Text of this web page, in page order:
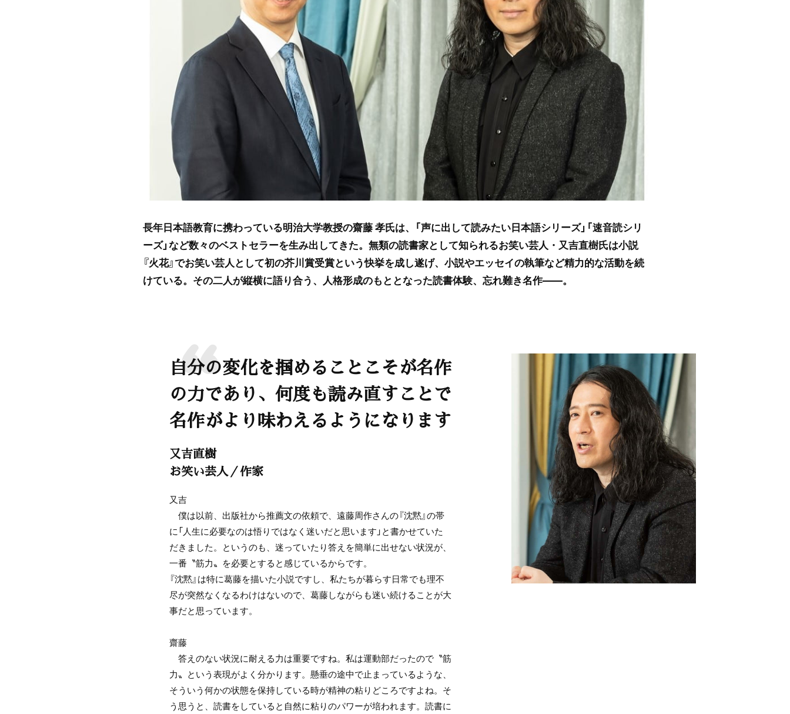
長年日本語教育に携わっている明治大学教授の齋藤 孝氏は、「声に出して読みたい日本語シリーズ」「速音読シリ
ーズ」など数々のベストセラーを生み出してきた。無類の読書家として知られるお笑い芸人・又吉直樹氏は小説
『火花』でお笑い芸人として初の芥川賞受賞という快挙を成し遂げ、小説やエッセイの執筆など精力的な活動を続
けている。その二人が縦横に語り合う、人格形成のもととなった読書体験、忘れ難き名作――。
自分の変化を掴めることこそが名作
の力であり、何度も読み直すことで
名作がより味わえるようになります
又吉直樹
お笑い芸人／作家
又吉
僕は以前、出版社から推薦文の依頼で、遠藤周作さんの『沈黙』の帯
に「人生に必要なのは悟りではなく迷いだと思います」と書かせていた
だきました。というのも、迷っていたり答えを簡単に出せない状況が、
一番〝筋力〟を必要とすると感じているからです。
『沈黙』は特に葛藤を描いた小説ですし、私たちが暮らす日常でも理不
尽が突然なくなるわけはないので、葛藤しながらも迷い続けることが大
事だと思っています。
齋藤
答えのない状況に耐える力は重要ですね。私は運動部だったので〝筋
力〟という表現がよく分かります。懸垂の途中で止まっているような、
そういう何かの状態を保持している時が精神の粘りどころですよね。そ
う思うと、読書をしていると自然に粘りのパワーが培われます。読書に